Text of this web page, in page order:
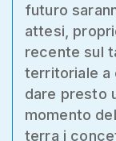
futuro
attesi,
recente sul
territoriale a
dare presto
momento
terra i